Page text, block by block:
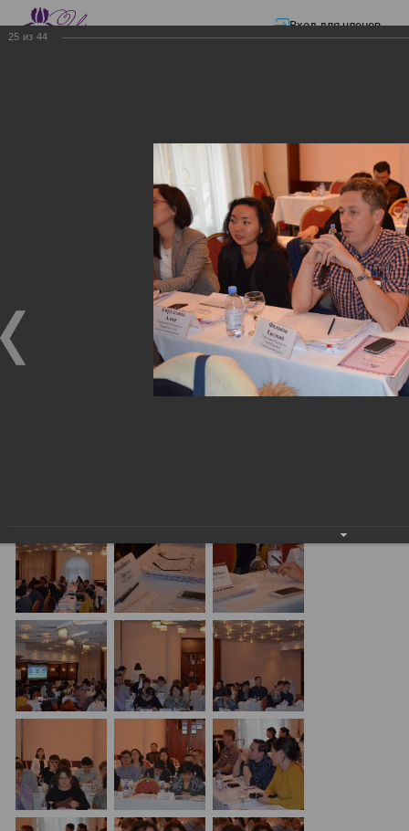
Вход для членов
ЭЛЕКТРОННЫЕ СЧЕТА-ФАКТУРЫ.
ЭЛЕКТРОННЫЕ СЧЕТА-
ФАКТУРЫ. ВИРТУАЛЬНЫЙ
ЭЛЕКТРОННЫЕ СЧЕТА-ФАКТУРЫ. ВИРТУАЛЬНЫЙ
СКЛАД.
Семинар с КГД и разработчиками
25 из 44